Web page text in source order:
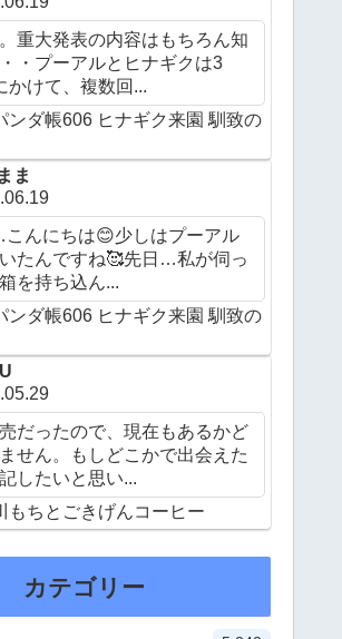
重大発表の内容はもちろん知
・プーアルとヒナギクは3
かけて、複数回...
ンダ帳606 ヒナギク来園 馴致の
ま
んにちは😊少しはプーアル
たんですね🥰先日…私が伺っ
を持ち込ん...
ンダ帳606 ヒナギク来園 馴致の
だったので、現在もあるかど
せん。もしどこかで出会えた
したいと思い...
もちとごきげんコーヒー
カテゴリー